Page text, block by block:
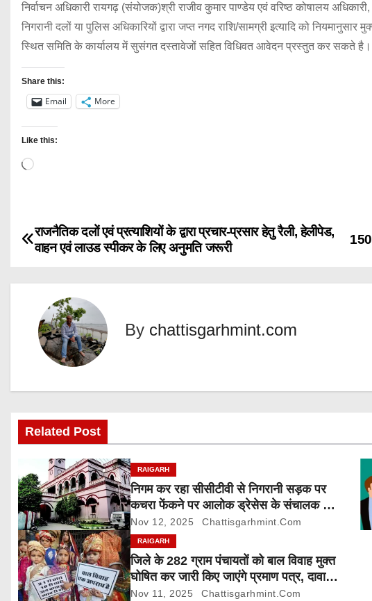
निर्वाचन अधिकारी रायगढ़ (संयोजक)श्री राजीव कुमार पाण्डेय एवं वरिष्ठ कोषालय
निगरानी दलों या पुलिस अधिकारियों द्वारा जप्त नगद राशि/सामग्री इत्यादि को
स्थित समिति के कार्यालय में सुसंगत दस्तावेजों सहित विधिवत आवेदन प्रस्तुत कर सकते है।
Share this:
Email More
Like this:
L
P
i
g
a
t
i
o
150
राजनैतिक दलों एवं प्रत्याशियों के द्वारा प्रचार-प्रसार हेतु रैली, हेलीपेड,
वाहन एवं लाउड स्पीकर के लिए अनुमति जरूरी
By chattisgarhmint.com
Related Post
RAIGARH
निगम कर रहा सीसीटीवी से निगरानी सड़क पर
कचरा फेंकने पर आलोक ड्रेसेस के संचालक पर
5000 रुपए जुर्माना
Nov 12, 2025 Chattisgarhmint.com
RAIGARH
जिले के 282 ग्राम पंचायतों को बाल विवाह मुक्त
घोषित कर जारी किए जाएंगे प्रमाण पत्र, दावा-
आपत्ति 24 नवम्बर तक
Nov 11, 2025 Chattisgarhmint.com